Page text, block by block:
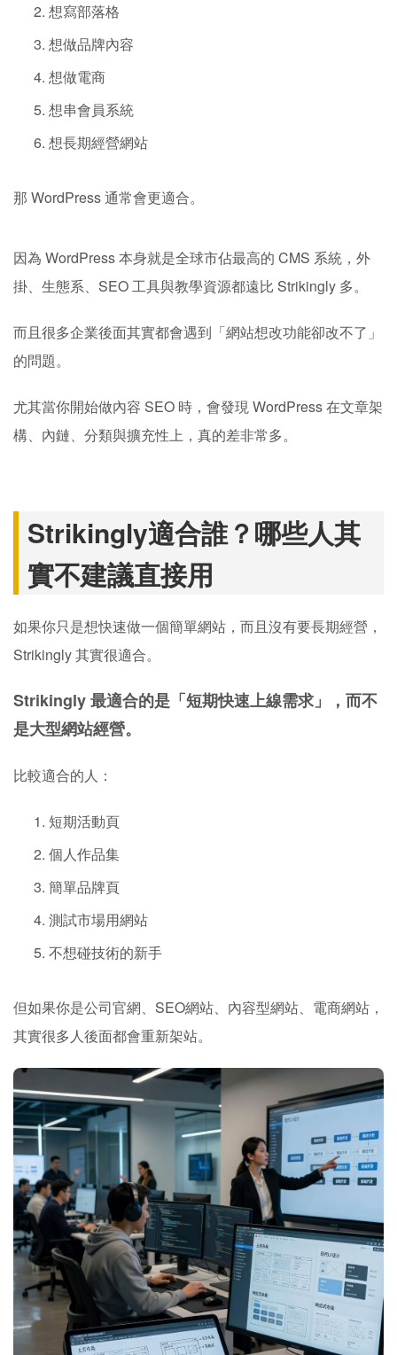
想寫部落格
想做品牌內容
想做電商
想串會員系統
想長期經營網站
那 WordPress 通常會更適合。
因為 WordPress 本身就是全球市佔最高的 CMS 系統，外
掛、生態系、SEO 工具與教學資源都遠比 Strikingly 多。
而且很多企業後面其實都會遇到「網站想改功能卻改不了」
的問題。
尤其當你開始做內容 SEO 時，會發現 WordPress 在文章架
Strikingly適合誰？哪些人其
實不建議直接用
如果你只是想快速做一個簡單網站，而且沒有要長期經營，
Strikingly 其實很適合。
Strikingly 最適合的是「短期快速上線需求」，而不
是大型網站經營。
比較適合的人：
短期活動頁
個人作品集
簡單品牌頁
測試市場用網站
不想碰技術的新手